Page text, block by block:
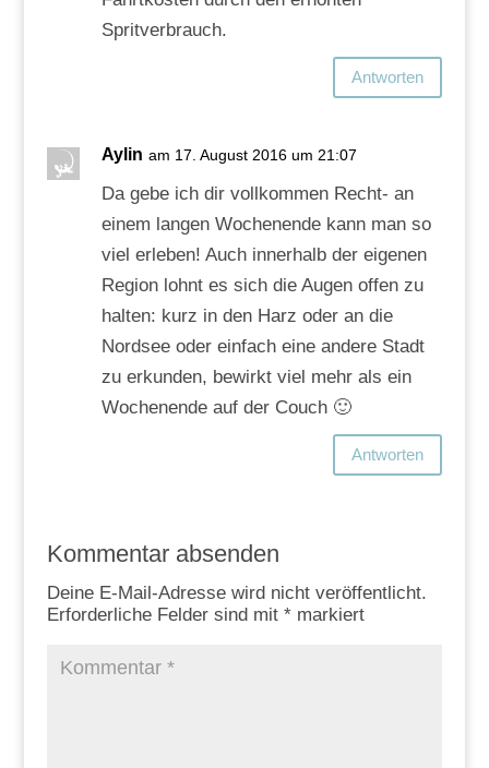
Spritverbrauch.
Antworten
Aylin am 17. August 2016 um 21:07
Da gebe ich dir vollkommen Recht- an
einem langen Wochenende kann man so
viel erleben! Auch innerhalb der eigenen
Region lohnt es sich die Augen offen zu
halten: kurz in den Harz oder an die
Nordsee oder einfach eine andere Stadt
zu erkunden, bewirkt viel mehr als ein
Wochenende auf der Couch 🙂
Antworten
Kommentar absenden
Deine E-Mail-Adresse wird nicht veröffentlicht.
Erforderliche Felder sind mit *markiert